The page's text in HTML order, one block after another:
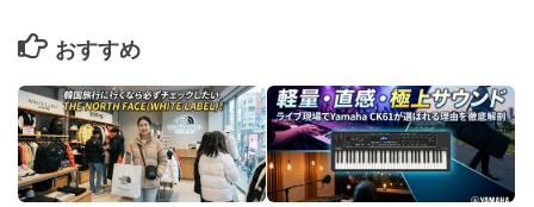
おすすめ